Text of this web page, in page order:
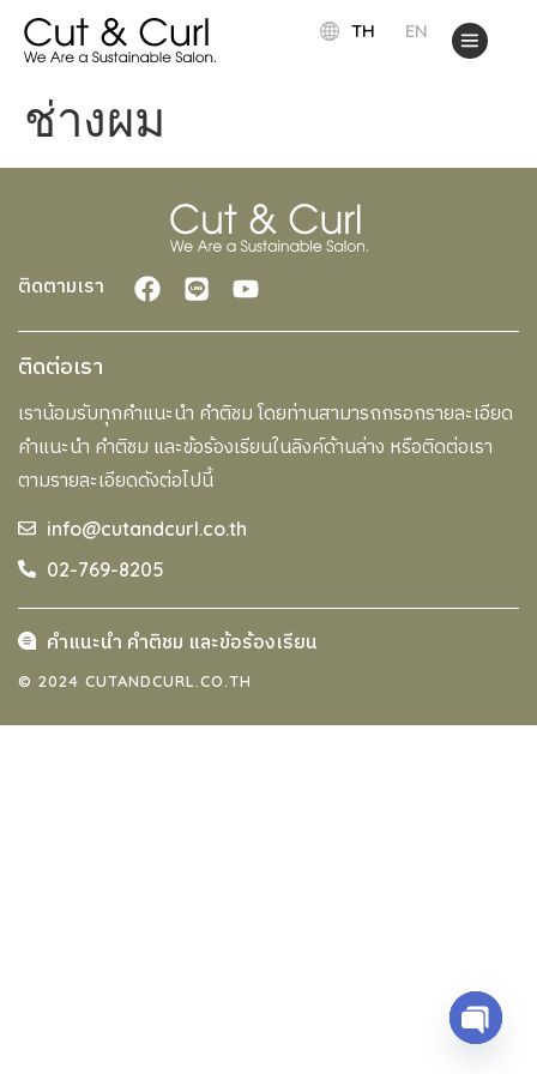
TH EN
ช่างผม
ติดตามเรา
ติดต่อเรา
เราน้อมรับทุกคำแนะนำ คำติชม โดยท่านสามารถกรอกรายละเอียด
คำแนะนำ คำติชม และข้อร้องเรียนในลิงค์ด้านล่าง หรือติดต่อเรา
ตามรายละเอียดดังต่อไปนี้
info@cutandcurl.co.th
02-769-8205
คำแนะนำ คำติชม และข้อร้องเรียน
© 2024 CUTANDCURL.CO.TH